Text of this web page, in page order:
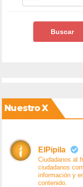
Nuestro X
ElPipila
Ciudadanos al
ciudadanos
información y
contenido.